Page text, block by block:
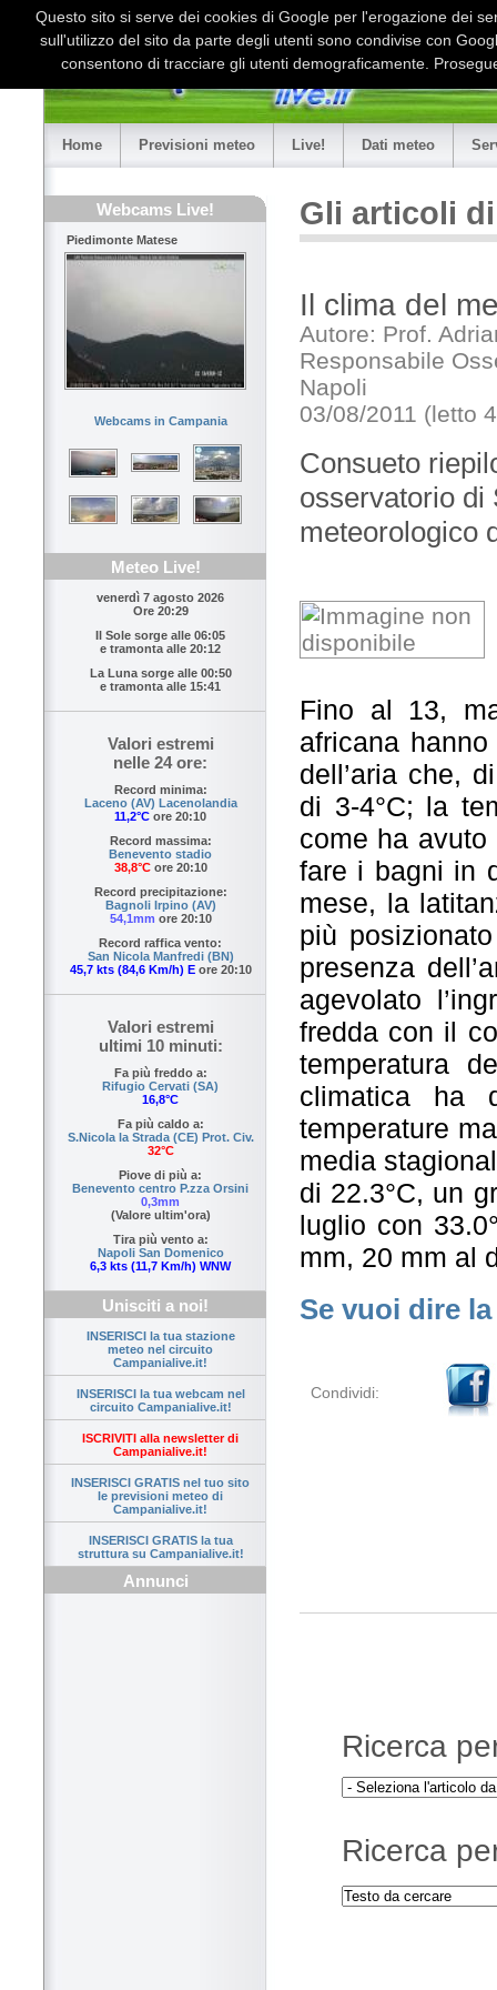
Home Previsioni meteo Live! Dati meteo
Webcams Live!
Piedimonte Matese
Webcams in Campania
Meteo Live!
venerdì 7 agosto 2026
Ore 20:29
Il Sole sorge alle 06:05
e tramonta alle 20:12
La Luna sorge alle 00:50
e tramonta alle 15:41
Valori estremi
nelle 24 ore:
Record minima:
Laceno (AV) Lacenolandia
11,2°C ore 20:10
Record massima:
Benevento stadio
38,8°Core 20:10
Record precipitazione:
Bagnoli Irpino (AV)
54,1mm ore 20:10
Record raffica vento:
San Nicola Manfredi (BN)
45,7 kts (84,6 Km/h) Eore 20:10
Valori estremi
ultimi 10 minuti:
Fa più freddo a:
Rifugio Cervati (SA)
16,8°C
Fa più caldo a:
S.Nicola la Strada (CE) Prot. Civ.
32°C
Piove di più a:
Benevento centro P.zza Orsini
0,3mm
(Valore ultim'ora)
Tira più vento a:
Napoli San Domenico
6,3 kts (11,7 Km/h) WNW
Unisciti a noi!
INSERISCI la tua stazione
meteo nel circuito
Campanialive.it!
INSERISCI la tua webcam nel
circuito Campanialive.it!
ISCRIVITI alla newsletter di
Campanialive.it!
INSERISCI GRATIS nel tuo sito
le previsioni meteo di
Campanialive.it!
INSERISCI GRATIS la tua
struttura su Campanialive.it!
Annunci
Gli articoli
Il clima del
Autore: Prof.
Responsabile
Napoli
03/08/2011 (letto
Consueto
osservatorio di
meteorologico
Fino al 13,
africana
dell’aria che,
di 3-4°C; la
come ha
fare i bagni in
mese, la
più
presenza
agevolato
fredda con il
temperatura
climatica ha
temperature
media
di 22.3°C, un
luglio con
mm, 20 mm al
Se vuoi dire
Condividi:
Ricerca
Ricerca
Questo sito si serve dei cookies di Google per l'erogazione dei
sull'utilizzo del sito da parte degli utenti sono condivise con
consentono di tracciare gli utenti demograficamente.